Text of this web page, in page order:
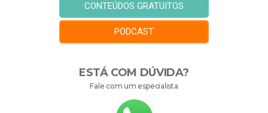
CONTEÚDOS GRATUITOS
PODCAST
ESTÁ COM DÚVIDA?
Fale com um especialista